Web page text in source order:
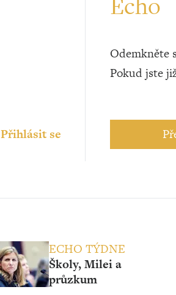
Odemkněte
Pokud jste
Přihlásit se
ECHO TÝDNE
Školy, Milei a
průzkum